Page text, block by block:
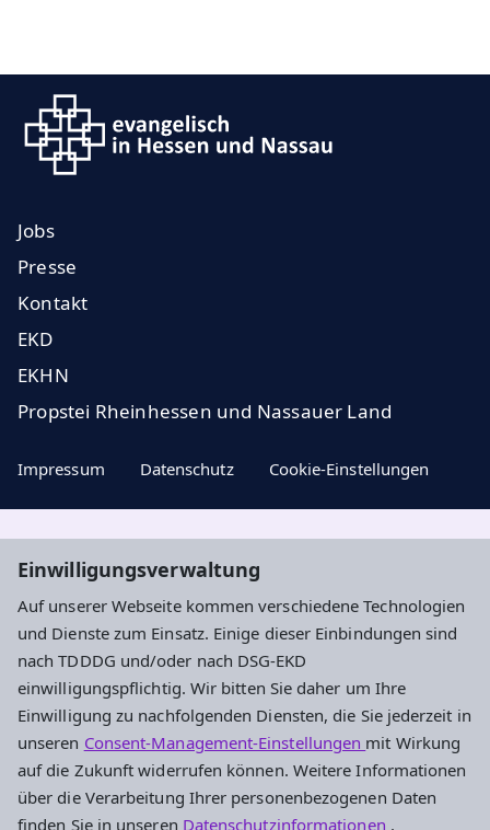
Einwilligungsverwaltung
Auf unserer Webseite kommen verschiedene Technologien
und Dienste zum Einsatz. Einige dieser Einbindungen sind
nach TDDDG und/oder nach DSG-EKD
einwilligungspflichtig. Wir bitten Sie daher um Ihre
Einwilligung zu nachfolgenden Diensten, die Sie jederzeit in
unseren Consent-Management-Einstellungen mit Wirkung
auf die Zukunft widerrufen können. Weitere Informationen
über die Verarbeitung Ihrer personenbezogenen Daten
finden Sie in unseren Datenschutzinformationen .
Jobs
Presse
Kontakt
EKD
EKHN
Propstei Rheinhessen und Nassauer Land
Impressum Datenschutz Cookie-Einstellungen
Aktuelle Nachrichten, geistige Impulse und
Veranstaltungstipps ...
Newsletter entdecken
Evangelisches Dekanat Ingelheim-
Oppenheim
Am Hahnenbusch 14b